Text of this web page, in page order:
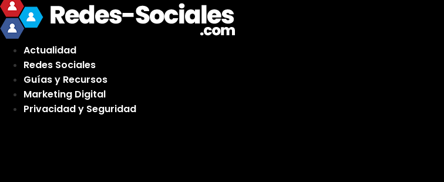
Actualidad
Redes Sociales
Guías y Recursos
Marketing Digital
Privacidad y Seguridad